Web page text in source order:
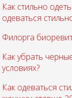
Как стильно
одеваться
Филорга
Как убрать
условиях?
Как одеваться